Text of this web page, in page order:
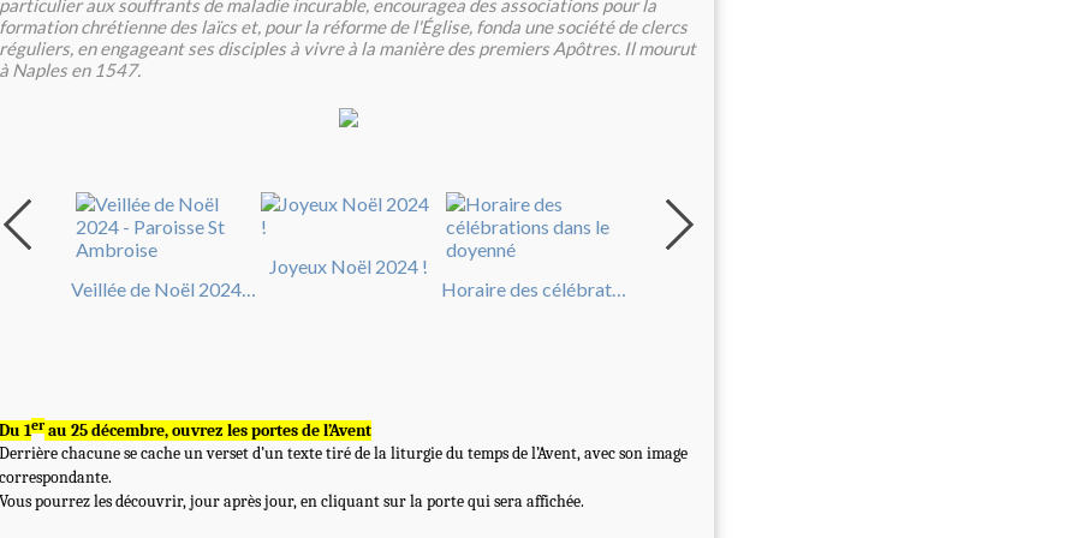
particulier aux souffrants de maladie incurable, encouragea des associations pour la
formation chrétienne des laïcs et, pour la réforme de l'Église, fonda une société de clercs
réguliers, en engageant ses disciples à vivre à la manière des premiers Apôtres. Il mourut
à Naples en 1547.
Veillée de Noël 2024 - Paroisse St Ambroise
Joyeux Noël 2024 !
Horaire des célébrations dans le doyenné
La Nativité
Du 1er au 25 décembre, ouvrez les portes de l’Avent
Derrière chacune se cache un verset d’un texte tiré de la liturgie du temps de l’Avent, avec son image
correspondante.
Vous pourrez les découvrir, jour après jour, en cliquant sur la porte qui sera affichée.